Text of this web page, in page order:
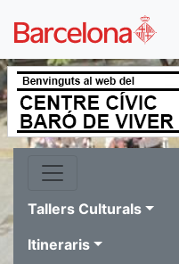
Tallers Culturals
Itineraris